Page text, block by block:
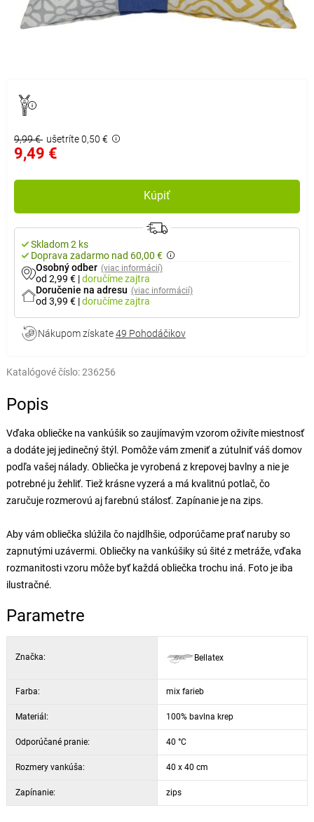
9,99 € ušetríte 0,50 €
9,49 €
Kúpiť
Skladom 2 ks
Doprava zadarmo nad 60,00 €
Osobný odber (viac informácií)
od 2,99 € |doručímezajtra
Doručenie na adresu (viac informácií)
od 3,99 € |doručímezajtra
Nákupom získate49 Pohodáčikov
Katalógové číslo:236256
Popis
Vďaka obliečke na vankúšik so zaujímavým vzorom oživíte miestnosť
a dodáte jej jedinečný štýl. Pomôže vám zmeniť a zútulniť váš domov
podľa vašej nálady. Obliečka je vyrobená z krepovej bavlny a nie je
potrebné ju žehliť. Tiež krásne vyzerá a má kvalitnú potlač, čo
zaručuje rozmerovú aj farebnú stálosť. Zapínanie je na zips.
Aby vám obliečka slúžila čo najdlhšie, odporúčame prať naruby so
zapnutými uzávermi. Obliečky na vankúšiky sú šité z metráže, vďaka
rozmanitosti vzoru môže byť každá obliečka trochu iná. Foto je iba
ilustračné.
Parametre
Značka: Bellatex
Farba: mix farieb
Materiál: 100% bavlna krep
Odporúčané pranie: 40 °C
Rozmery vankúša: 40 x 40 cm
Zapínanie: zips